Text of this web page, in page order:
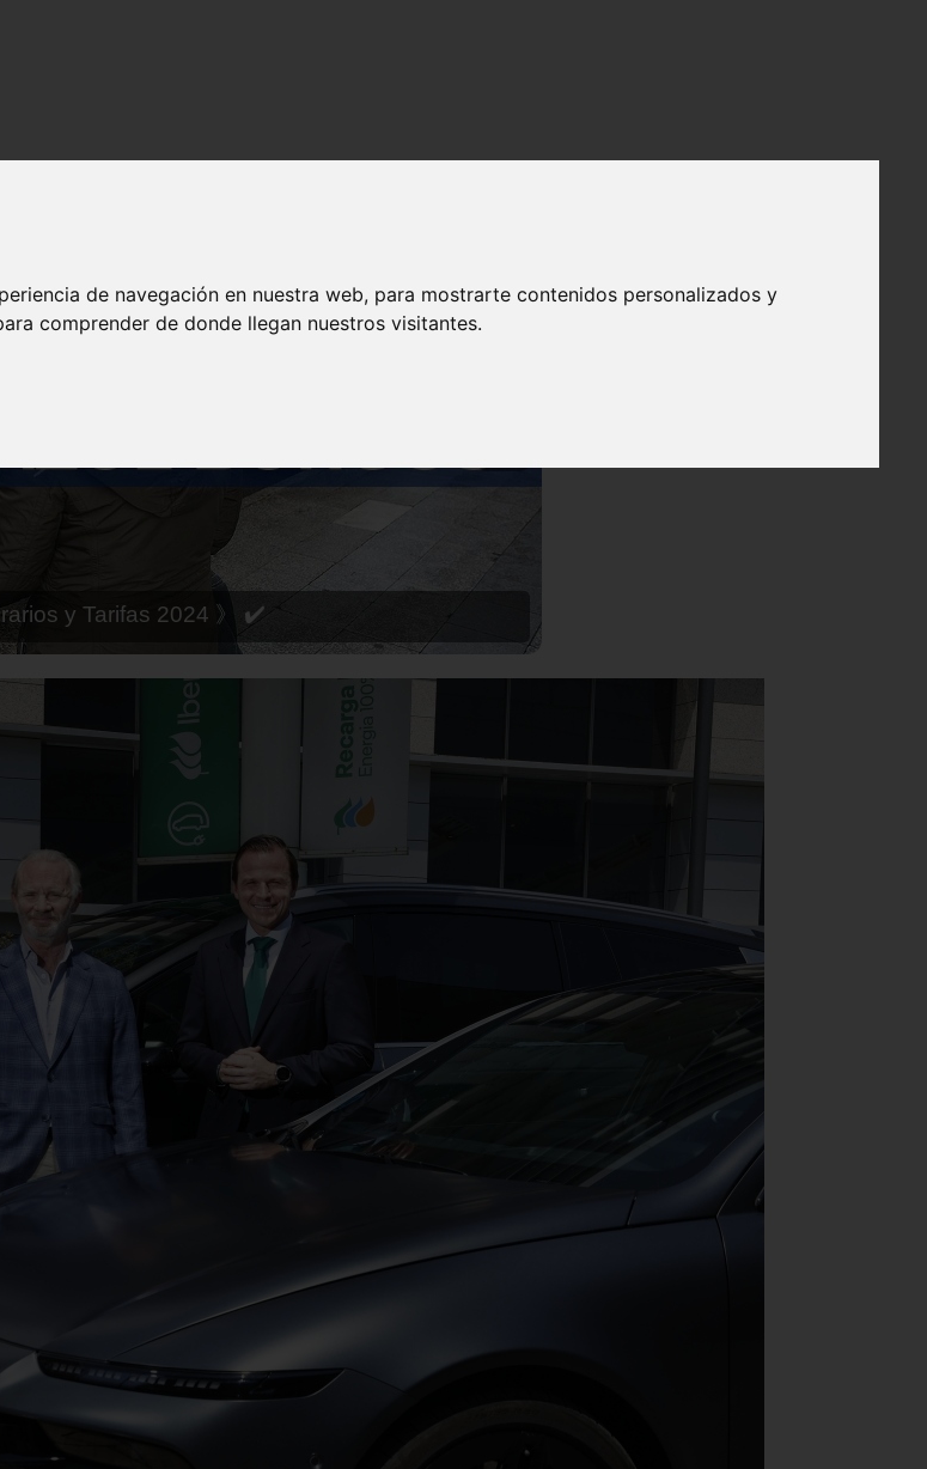
de navegación en nuestra web, para mostrarte contenidos personalizados y
comprender de donde llegan nuestros visitantes.
y Tarifas 2024 》 ✔️